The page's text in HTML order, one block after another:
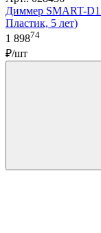
Диммер SMART-
Пластик, 5 лет)
1 89874
₽/шт